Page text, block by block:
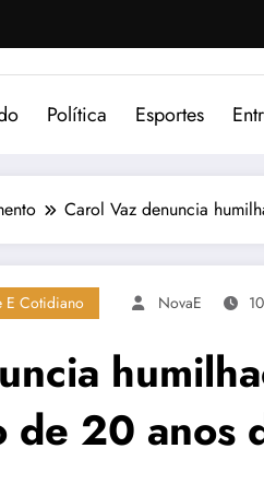
Política Esportes
Carol Vaz denuncia
E Cotidiano NovaE
de 20 anos